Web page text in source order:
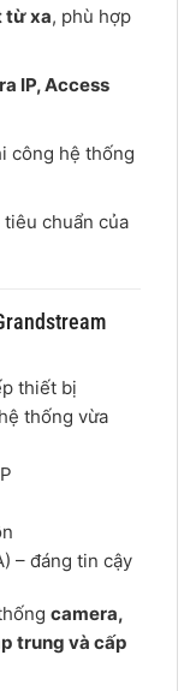
từ xa, phù hợp
IP, Access
công hệ thống
chuẩn của
thiết bị
thống vừa
– đáng tin cậy
camera,
trung và cấp